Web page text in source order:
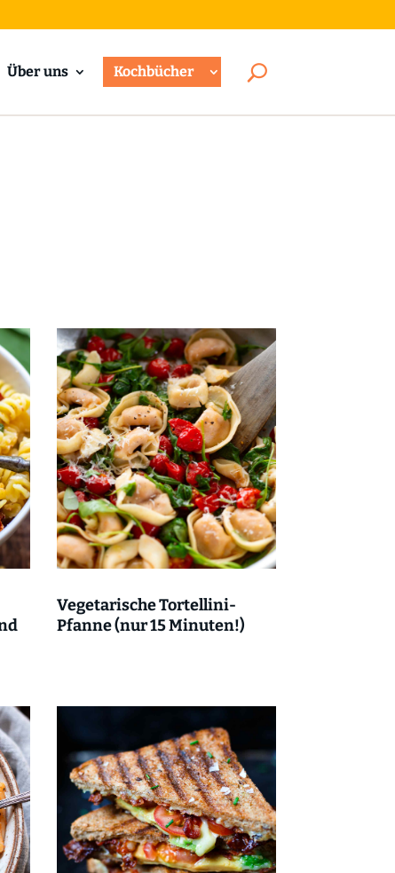
Über uns Kochbücher
Vegetarische Tortellini-
Pfanne (nur 15 Minuten!)